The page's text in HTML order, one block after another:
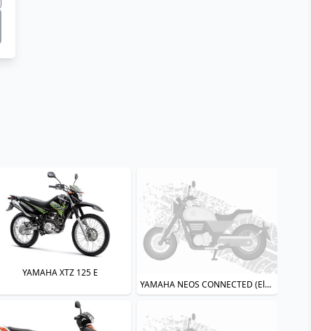
YAMAHA XTZ 125 E
YAMAHA NEOS CONNECTED (Elétrica)